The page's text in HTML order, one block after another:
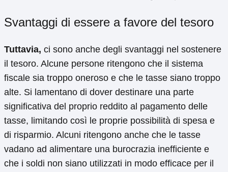
Svantaggi di essere a favore del tesoro
Tuttavia, ci sono anche degli svantaggi nel sostenere
il tesoro. Alcune persone ritengono che il sistema
fiscale sia troppo oneroso e che le tasse siano troppo
alte. Si lamentano di dover destinare una parte
significativa del proprio reddito al pagamento delle
tasse, limitando così le proprie possibilità di spesa e
di risparmio. Alcuni ritengono anche che le tasse
vadano ad alimentare una burocrazia inefficiente e
che i soldi non siano utilizzati in modo efficace per il